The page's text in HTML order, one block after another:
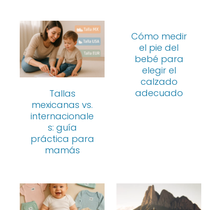
Tallas
mexicanas vs.
internacionale
s: guía
práctica para
mamás
Cómo medir
el pie del
bebé para
elegir el
calzado
adecuado